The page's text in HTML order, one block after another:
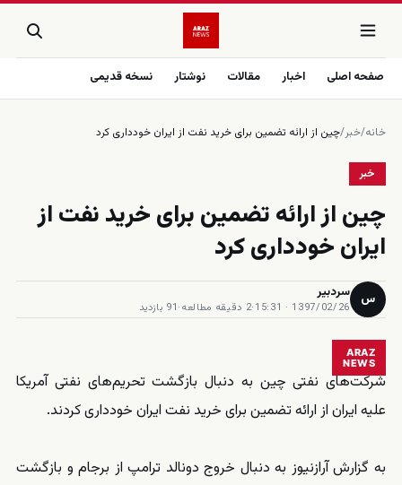
صفحه اصلی اخبار مقالات نوشتار نسخه قدیمی
خانه/خبر/چین از ارائه تضمین برای خرید نفت از ایران خودداری کرد
خبر
چین از ارائه تضمین برای خرید نفت از
ایران خودداری کرد
س سردبیر
1397/02/26 · 15:31
·2 دقیقه مطالعه ·91 بازدید
ARAZ
NEWS
شرکت‌های نفتی چین به دنبال بازگشت تحریم‌های نفتی آمریکا
علیه ایران از ارائه تضمین برای خرید نفت ایران خودداری کردند.
به گزارش آرازنیوز به دنبال خروج دونالد ترامپ از برجام و بازگشت